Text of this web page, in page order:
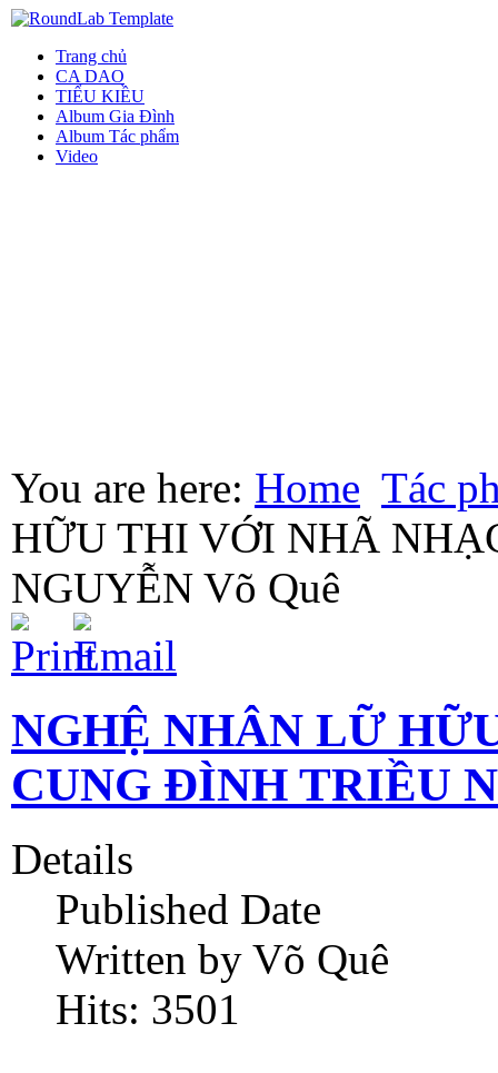
Trang chủ
CA DAO
TIỂU KIỀU
Album Gia Đình
Album Tác phẩm
Video
You are here: Home Tác
HỮU THI VỚI NHÃ
NGUYỄN Võ Quê
NGHỆ NHÂN LỮ
CUNG ĐÌNH TRIỀU
Details
Published Date
Written by Võ Quê
Hits: 3501